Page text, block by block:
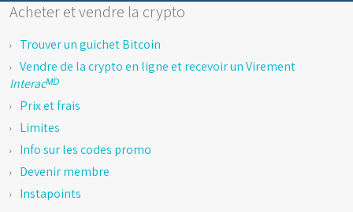
Acheter et vendre la crypto
Trouver un guichet Bitcoin
Vendre de la crypto en ligne et recevoir un Virement
Interacᴹᴰ
Prix et frais
Limites
Info sur les codes promo
Devenir membre
Instapoints